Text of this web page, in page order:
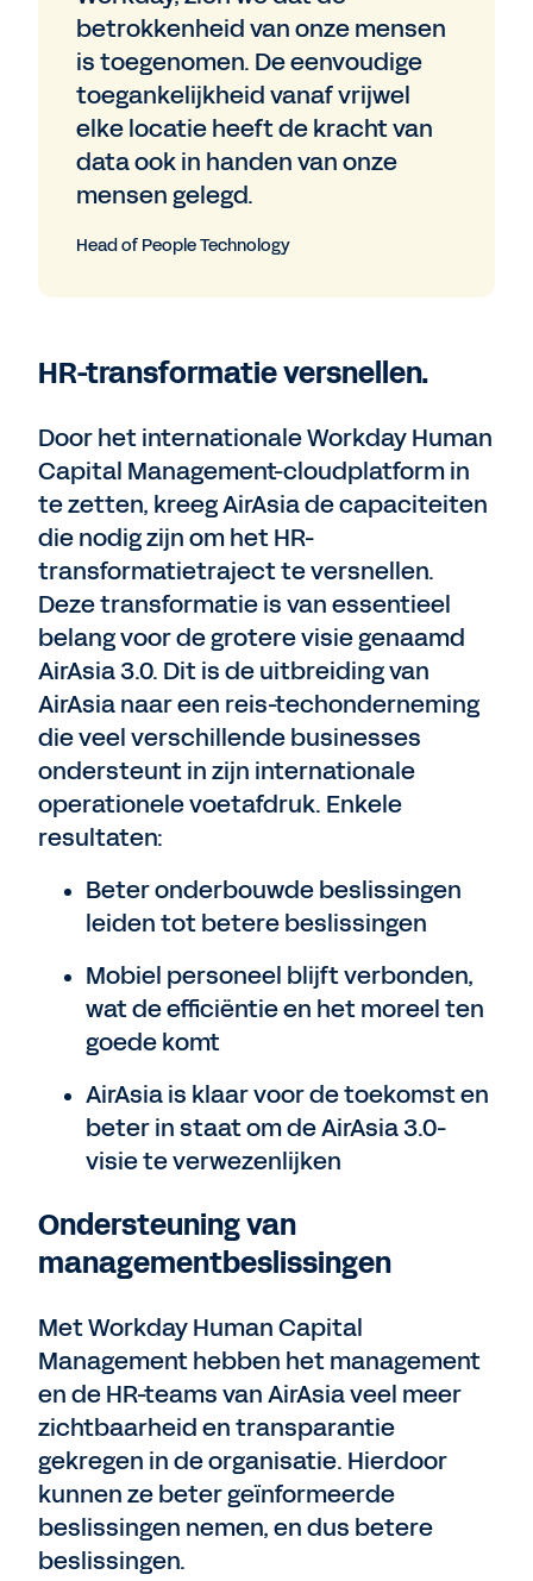
betrokkenheid van onze mensen
is toegenomen. De eenvoudige
toegankelijkheid vanaf vrijwel
elke locatie heeft de kracht van
data ook in handen van onze
mensen gelegd.
Head of People Technology
HR-transformatie versnellen.
Door het internationale Workday Human
Capital Management-cloudplatform in
te zetten, kreeg AirAsia de capaciteiten
die nodig zijn om het HR-
transformatietraject te versnellen.
Deze transformatie is van essentieel
belang voor de grotere visie genaamd
AirAsia 3.0. Dit is de uitbreiding van
AirAsia naar een reis-techonderneming
die veel verschillende businesses
ondersteunt in zijn internationale
operationele voetafdruk. Enkele
resultaten:
Beter onderbouwde beslissingen
leiden tot betere beslissingen
Mobiel personeel blijft verbonden,
wat de efficiëntie en het moreel ten
goede komt
AirAsia is klaar voor de toekomst en
beter in staat om de AirAsia 3.0-
visie te verwezenlijken
Ondersteuning van
managementbeslissingen
Met Workday Human Capital
Management hebben het management
en de HR-teams van AirAsia veel meer
zichtbaarheid en transparantie
gekregen in de organisatie. Hierdoor
kunnen ze beter geïnformeerde
beslissingen nemen, en dus betere
beslissingen.